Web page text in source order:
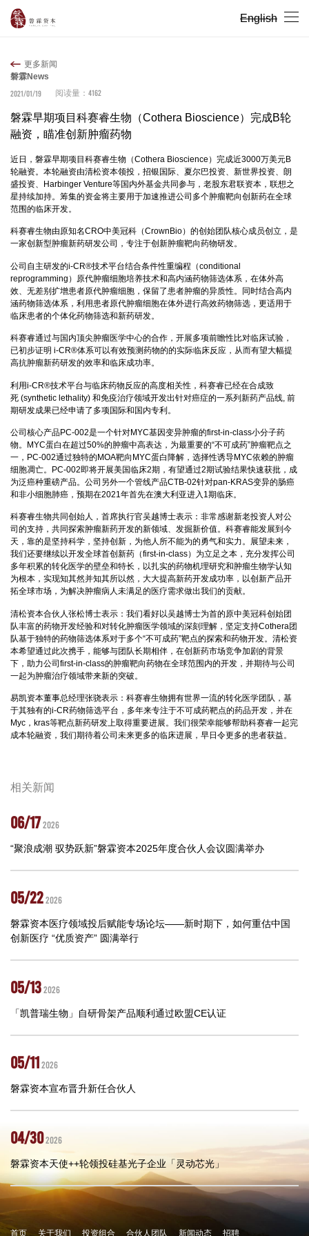
English
更多新闻
磐霖News
2021/01/19
阅读量： 4162
磐霖早期项目科赛睿生物（Cothera Bioscience）完成B轮
融资，瞄准创新肿瘤药物
近日，磐霖早期项目科赛睿生物（Cothera Bioscience）完成近3000万美元B
轮融资。本轮融资由清松资本领投，招银国际、夏尔巴投资、新世界投资、朗
盛投资、Harbinger Venture等国内外基金共同参与，老股东君联资本，联想之
星持续加持。筹集的资金将主要用于加速推进公司多个肿瘤靶向创新药在全球
范围的临床开发。
科赛睿生物由原知名CRO中美冠科（CrownBio）的创始团队核心成员创立，是
一家创新型肿瘤新药研发公司，专注于创新肿瘤靶向药物研发。
公司自主研发的i-CR®技术平台结合条件性重编程（conditional
reprogramming）原代肿瘤细胞培养技术和高内涵药物筛选体系，在体外高
效、无差别扩增患者原代肿瘤细胞，保留了患者肿瘤的异质性。同时结合高内
涵药物筛选体系，利用患者原代肿瘤细胞在体外进行高效药物筛选，更适用于
临床患者的个体化药物筛选和新药研发。
科赛睿通过与国内顶尖肿瘤医学中心的合作，开展多项前瞻性比对临床试验，
已初步证明 i-CR®体系可以有效预测药物的的实际临床反应，从而有望大幅提
高抗肿瘤新药研发的效率和临床成功率。
利用i-CR®技术平台与临床药物反应的高度相关性，科赛睿已经在合成致
死 (synthetic lethality) 和免疫治疗领域开发出针对癌症的一系列新药产品线, 前
期研发成果已经申请了多项国际和国内专利。
公司核心产品PC-002是一个针对MYC基因变异肿瘤的first-in-class小分子药
物。MYC蛋白在超过50%的肿瘤中高表达，为最重要的“不可成药”肿瘤靶点之
一，PC-002通过独特的MOA靶向MYC蛋白降解，选择性诱导MYC依赖的肿瘤
细胞凋亡。PC-002即将开展美国临床2期，有望通过2期试验结果快速获批，成
为泛癌种重磅产品。公司另外一个管线产品CTB-02针对pan-KRAS变异的肠癌
和非小细胞肺癌，预期在2021年首先在澳大利亚进入1期临床。
科赛睿生物共同创始人，首席执行官吴越博士表示：非常感谢新老投资人对公
司的支持，共同探索肿瘤新药开发的新领域、发掘新价值。科赛睿能发展到今
天，靠的是坚持科学，坚持创新，为他人所不能为的勇气和实力。展望未来，
我们还要继续以开发全球首创新药（first-in-class）为立足之本，充分发挥公司
多年积累的转化医学的壁垒和特长，以扎实的药物机理研究和肿瘤生物学认知
为根本，实现知其然并知其所以然，大大提高新药开发成功率，以创新产品开
拓全球市场，为解决肿瘤病人未满足的医疗需求做出我们的贡献。
清松资本合伙人张松博士表示：我们看好以吴越博士为首的原中美冠科创始团
队丰富的药物开发经验和对转化肿瘤医学领域的深刻理解，坚定支持Cothera团
队基于独特的药物筛选体系对于多个“不可成药”靶点的探索和药物开发。清松资
本希望通过此次携手，能够与团队长期相伴，在创新药市场竞争加剧的背景
下，助力公司first-in-class的肿瘤靶向药物在全球范围内的开发，并期待与公司
一起为肿瘤治疗领域带来新的突破。
易凯资本董事总经理张骁表示：科赛睿生物拥有世界一流的转化医学团队，基
于其独有的i-CR药物筛选平台，多年来专注于不可成药靶点的药品开发，并在
Myc，kras等靶点新药研发上取得重要进展。我们很荣幸能够帮助科赛睿一起完
成本轮融资，我们期待着公司未来更多的临床进展，早日令更多的患者获益。
相关新闻
06/172026
“聚浪成潮 驭势跃新”磐霖资本2025年度合伙人会议圆满举办
05/222026
磐霖资本医疗领域投后赋能专场论坛——新时期下，如何重估中国
创新医疗 “优质资产” 圆满举行
05/132026
「凯普瑞生物」自研骨架产品顺利通过欧盟CE认证
05/112026
磐霖资本宣布晋升新任合伙人
04/302026
磐霖资本天使++轮领投硅基光子企业「灵动芯光」
首页 关于我们 投资组合 合伙人团队 新闻动态 招聘